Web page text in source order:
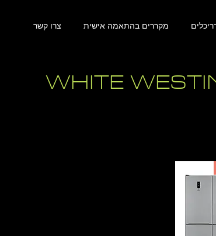
מקררים בהתאמה אישית צרו קשר
WHITE